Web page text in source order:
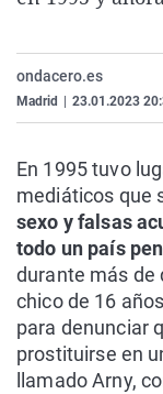
ondacero.es
Madrid 23.01.2023
En 1995 tuvo
mediáticos que
sexo y falsas
todo un país
durante más de
chico de 16
para denunciar
prostituirse en
llamado Arny,